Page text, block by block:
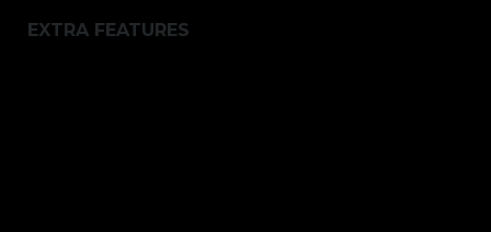
EXTRA FEATURES